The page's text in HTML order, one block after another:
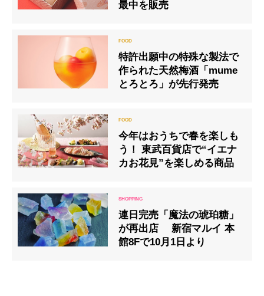
最中を販売
特許出願中の特殊な製法で
作られた天然梅酒「mume
とろとろ」が先行発売
今年はおうちで春を楽しも
う！ 東武百貨店で“イエナ
カお花見”を楽しめる商品
連日完売「魔法の琥珀糖」
が再出店 新宿マルイ 本
館8Fで10月1日より